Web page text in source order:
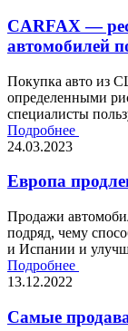
CARFAX —
автомобилей
Покупка авто из
определенными
специалисты
Подробнее
24.03.2023
Европа
Продажи
подряд, чему
и Испании и
Подробнее
13.12.2022
Самые